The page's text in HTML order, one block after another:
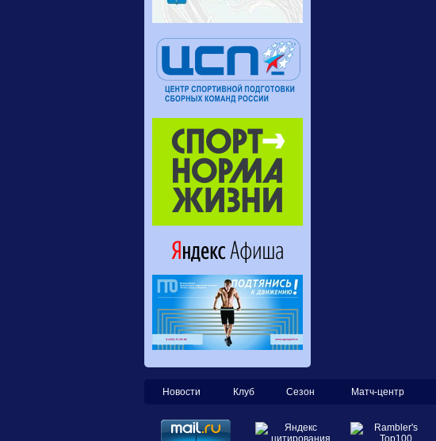
Новости Клуб Сезон Матч-центр